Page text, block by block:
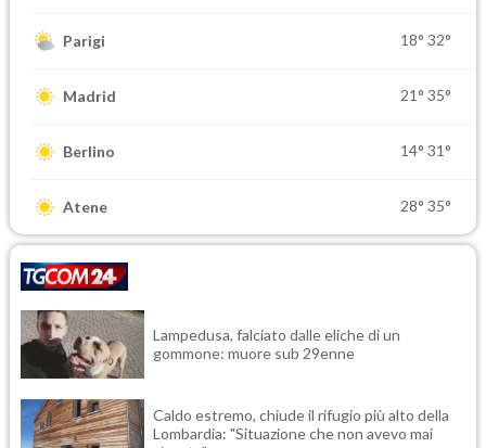
Parigi 18° 32°
Madrid 21° 35°
Berlino 14° 31°
Atene 28° 35°
Lampedusa, falciato dalle eliche di un
gommone: muore sub 29enne
Caldo estremo, chiude il rifugio più alto della
Lombardia: "Situazione che non avevo mai